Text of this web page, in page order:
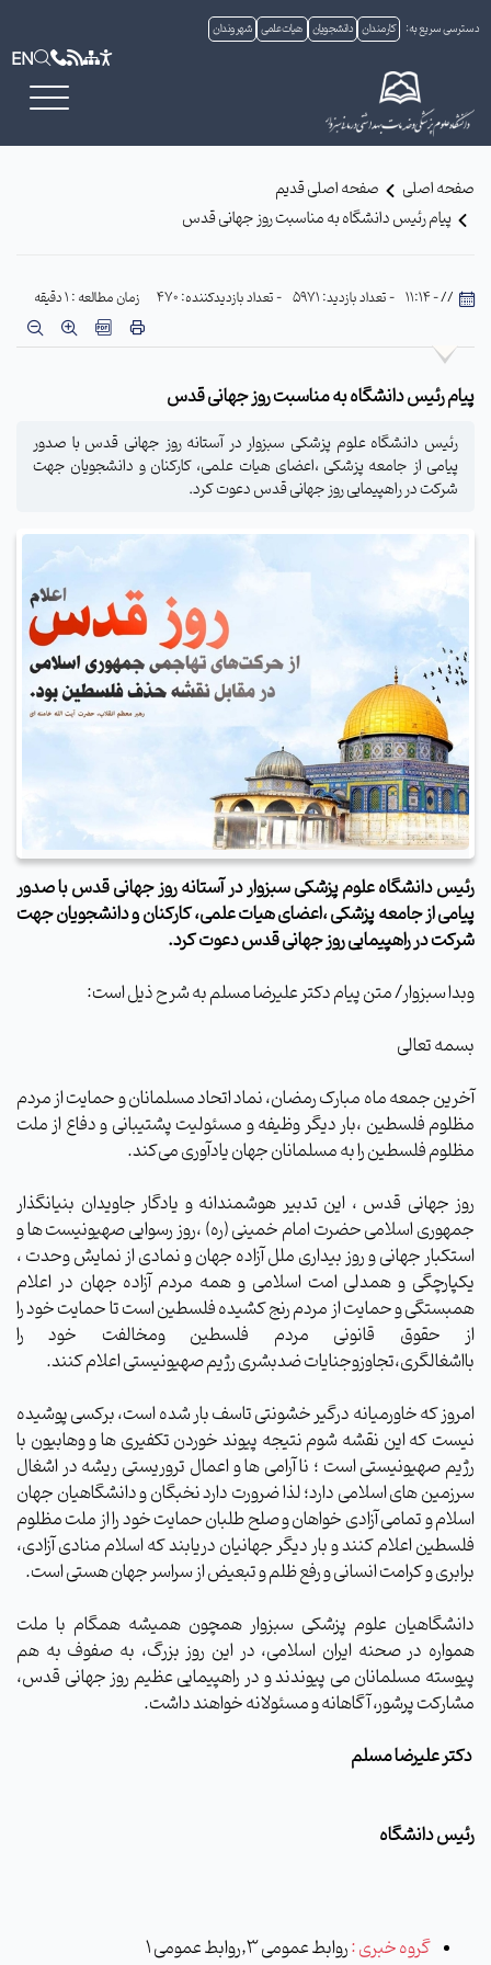
دسترسی سریع به: کارمندان دانشجویان هیات علمی شهروندان
EN
صفحه اصلی
صفحه اصلی قدیم
پیام رئیس دانشگاه به مناسبت روز جهانی قدس
// - 11:14 - تعداد بازدید: 5971 - تعداد بازدیدکننده: 470 زمان مطالعه : 1 دقیقه
پیام رئیس دانشگاه به مناسبت روز جهانی قدس
رئیس دانشگاه علوم پزشکی سبزوار در آستانه روز جهانی قدس با صدور
پیامی از جامعه پزشکی ،اعضای هیات علمی، کارکنان و دانشجویان جهت
شرکت در راهپیمایی روز جهانی قدس دعوت کرد.
رئیس دانشگاه علوم پزشکی سبزواردر آستانه روز جهانی قدس با صدور
پیامی از جامعه پزشکی ،اعضای هیات علمی، کارکنان و دانشجویان جهت
شرکت در راهپیمایی روز جهانی قدس دعوت کرد.
وبدا سبزوار/ متن پیام دکتر علیرضا مسلم به شرح ذیل است:
بسمه تعالی
آخرین جمعه ماه مبارک رمضان، نماد اتحاد مسلمانان و حمایت از مردم
مظلوم فلسطین ،بار دیگر وظیفه و مسئولیت پشتیبانی و دفاع از ملت
مظلوم فلسطین را به مسلمانان جهان یادآوری می‌کند.
روز جهانی قدس ، این تدبیر هوشمندانه و یادگار جاویدان بنیانگذار
جمهوری اسلامی حضرت امام خمینی (ره) ،روز رسوایی صهیونیست ها و
استکبار جهانی و روز بیداری ملل آزاده جهان و نمادی از نمایش وحدت ،
یکپارچگی و همدلی امت اسلامی و همه مردم آزاده جهان در اعلام
همبستگی و حمایت از مردم رنج کشیده فلسطین است تا حمایت خود را
از حقوق قانونی مردم فلسطین ومخالفت خود را
بااشغالگری،تجاوزوجنایات ضدبشری رژیم صهیونیستی اعلام کنند.
امروز که خاورمیانه درگیر خشونتی تاسف بار شده است، برکسی پوشیده
نیست که این نقشه شوم نتیجه پیوند خوردن تکفیری ها و وهابیون با
رژیم صهیونیستی است ؛ ناآرامی ها و اعمال تروریستی ریشه در اشغال
سرزمین های اسلامی دارد؛ لذا ضرورت دارد نخبگان و دانشگاهیان جهان
اسلام و تمامی آزادی خواهان و صلح طلبان حمایت خود را از ملت مظلوم
فلسطین اعلام کنند و بار دیگر جهانیان دریابند که اسلام منادی آزادی،
برابری و کرامت انسانی و رفع ظلم و تبعیض از سراسر جهان هستی است.
دانشگاهیان علوم پزشکی سبزوار همچون همیشه همگام با ملت
همواره در صحنه ایران اسلامی، در این روز بزرگ، به صفوف به هم
پیوسته مسلمانان می پیوندند و در راهپیمایی عظیم روز جهانی قدس،
مشارکت پرشور، آگاهانه و مسئولانه خواهند داشت.
دکتر علیرضا مسلم
رئیس دانشگاه
گروه خبری :روابط عمومی 3,روابط عمومی 1